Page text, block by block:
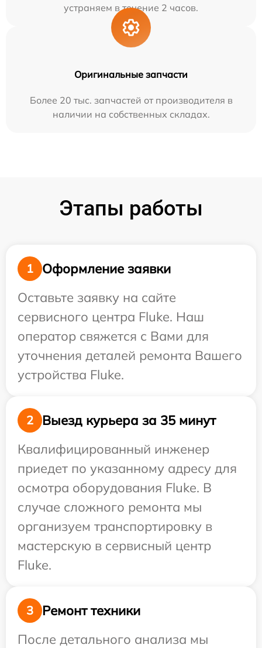
устраняем в течение 2 часов.
Оригинальные запчасти
Более 20 тыс. запчастей от производителя в
наличии на собственных складах.
Этапы работы
1
Оформление заявки
Оставьте заявку на сайте
сервисного центра Fluke. Наш
оператор свяжется с Вами для
уточнения деталей ремонта Вашего
устройства Fluke.
2
Выезд курьера за 35 минут
Квалифицированный инженер
приедет по указанному адресу для
осмотра оборудования Fluke. В
случае сложного ремонта мы
организуем транспортировку в
мастерскую в сервисный центр
Fluke.
3
Ремонт техники
После детального анализа мы